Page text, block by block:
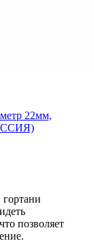
22мм,
позволяет